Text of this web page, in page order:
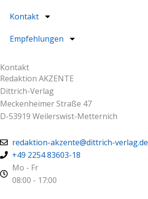
Kontakt
Empfehlungen
Kontakt
Redaktion AKZENTE
Dittrich-Verlag
Meckenheimer Straße 47
D-53919 Weilerswist-Metternich
redaktion-akzente@dittrich-verlag.de
+49 2254 83603-18
Mo - Fr
08:00 - 17:00